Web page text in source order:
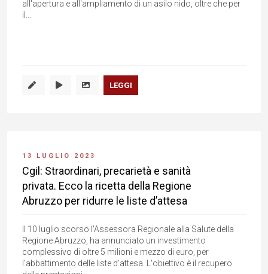
all'apertura e all'ampliamento di un asilo nido, oltre che per
il...
LEGGI
13 LUGLIO 2023
Cgil: Straordinari, precarietà e sanità
privata. Ecco la ricetta della Regione
Abruzzo per ridurre le liste d’attesa
Il 10 luglio scorso l'Assessora Regionale alla Salute della
Regione Abruzzo, ha annunciato un investimento
complessivo di oltre 5 milioni e mezzo di euro, per
l'abbattimento delle liste d'attesa. L'obiettivo è il recupero